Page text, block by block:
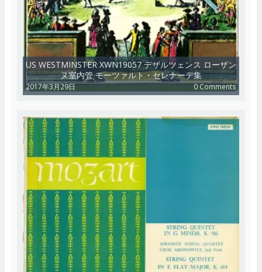
US WESTMINSTER XWN19057 デザルツェンス ローザン
ヌ室内管 モーツァルト・セレナーデ集
2017年3月29日 0 Comments